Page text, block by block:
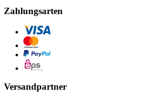
Zahlungsarten
Versandpartner